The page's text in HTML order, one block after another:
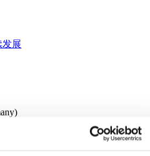
发展
)